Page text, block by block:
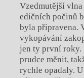
Vzedmutější
edičních počinů
byla připravena.
vykopávání
jen ty první roky.
prudce měnit,
rychle opadaly. U